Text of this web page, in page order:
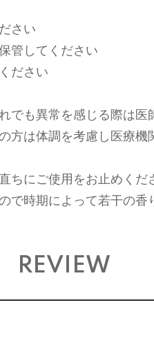
さい
管してください
ださい
でも異常を感じる際は医
方は体調を考慮し医療
ちにご使用をお止めくだ
で時期によって若干の
REVIEW